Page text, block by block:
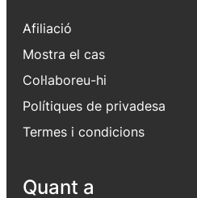
Afiliació
Mostra el cas
Col·laboreu-hi
Polítiques de privadesa
Termes i condicions
Quant a